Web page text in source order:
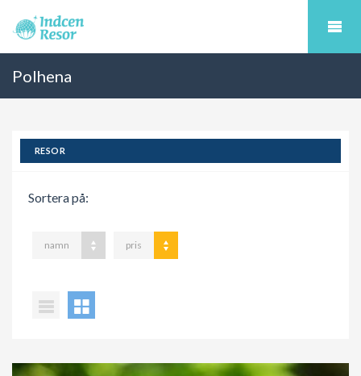
Polhena
RESOR
Sortera på:
namn pris